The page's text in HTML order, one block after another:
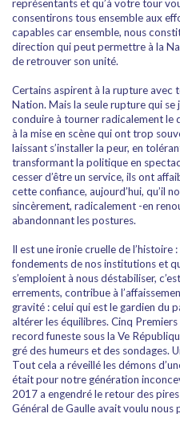
représentants et qu’à votre tour
consentirons tous ensemble aux
capables car ensemble, nous
direction qui peut permettre à la
de retrouver son unité.
Certains aspirent à la rupture avec
Nation. Mais la seule rupture qui
conduire à tourner radicalement le
à la mise en scène qui ont trop
laissant s’installer la peur, en
transformant la politique en
cesser d’être un service, ils ont
cette confiance, aujourd’hui, qu’il
sincèrement, radicalement -en
abandonnant les postures.
Il est une ironie cruelle de l’histoire
fondements de nos institutions et
s’emploient à nous déstabiliser,
errements, contribue à
gravité : celui qui est le gardien du
altérer les équilibres. Cinq
record funeste sous la Ve
gré des humeurs et des sondages.
Tout cela a réveillé les démons
était pour notre génération
2017 a engendré le retour des
Général de Gaulle avait voulu nous